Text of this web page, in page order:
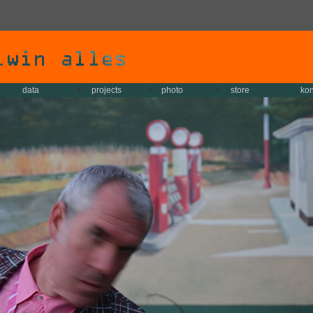
data projects photo store